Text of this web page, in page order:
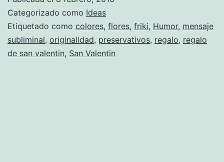
muy
original
Categorizado como Ideas
Etiquetado como colores, flores, friki, Humor, mensaje
subliminal, originalidad, preservativos, regalo, regalo
de san valentin, San Valentin